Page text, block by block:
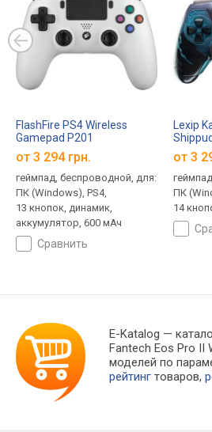
FlashFire PS4 Wireless
Gamepad P201
от 3 294 грн.
геймпад, беспроводной, для:
ПК (Windows), PS4,
13 кнопок, динамик,
аккумулятор, 600 мАч
сравнить
Lexip
от 3
ПК
14
E-Katalog —
Fantech Eos Pro
моделей по
рейтинг товаров,